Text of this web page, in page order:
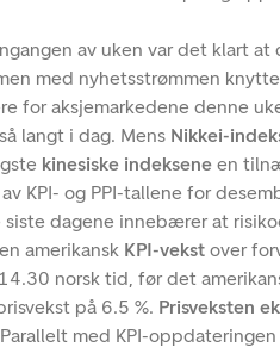
av uken var det klart at
med nyhetsstrømmen
for aksjemarkedene denne
så langt i dag. Mens Nikkei-
kinesiske indeksene en
KPI- og PPI-tallene for
dagene innebærer at
amerikansk KPI-vekst over
norsk tid, før det
på 6.5 %. Prisveksten
med KPI-